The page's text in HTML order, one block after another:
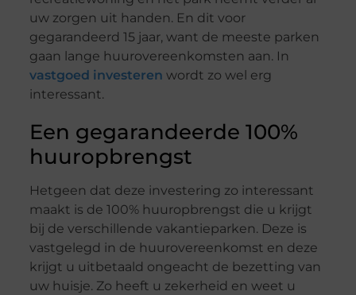
uw zorgen uit handen. En dit voor
gegarandeerd 15 jaar, want de meeste parken
gaan lange huurovereenkomsten aan. In
vastgoed investeren wordt zo wel erg
interessant.
Een gegarandeerde 100%
huuropbrengst
Hetgeen dat deze investering zo interessant
maakt is de 100% huuropbrengst die u krijgt
bij de verschillende vakantieparken. Deze is
vastgelegd in de huurovereenkomst en deze
krijgt u uitbetaald ongeacht de bezetting van
uw huisje. Zo heeft u zekerheid en weet u